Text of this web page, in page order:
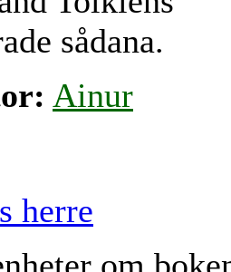
sådana.
Ainur
herre